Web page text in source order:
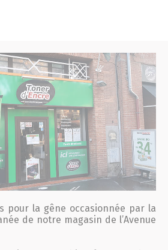
pour la gêne occasionnée par la
de notre magasin de l’Avenue